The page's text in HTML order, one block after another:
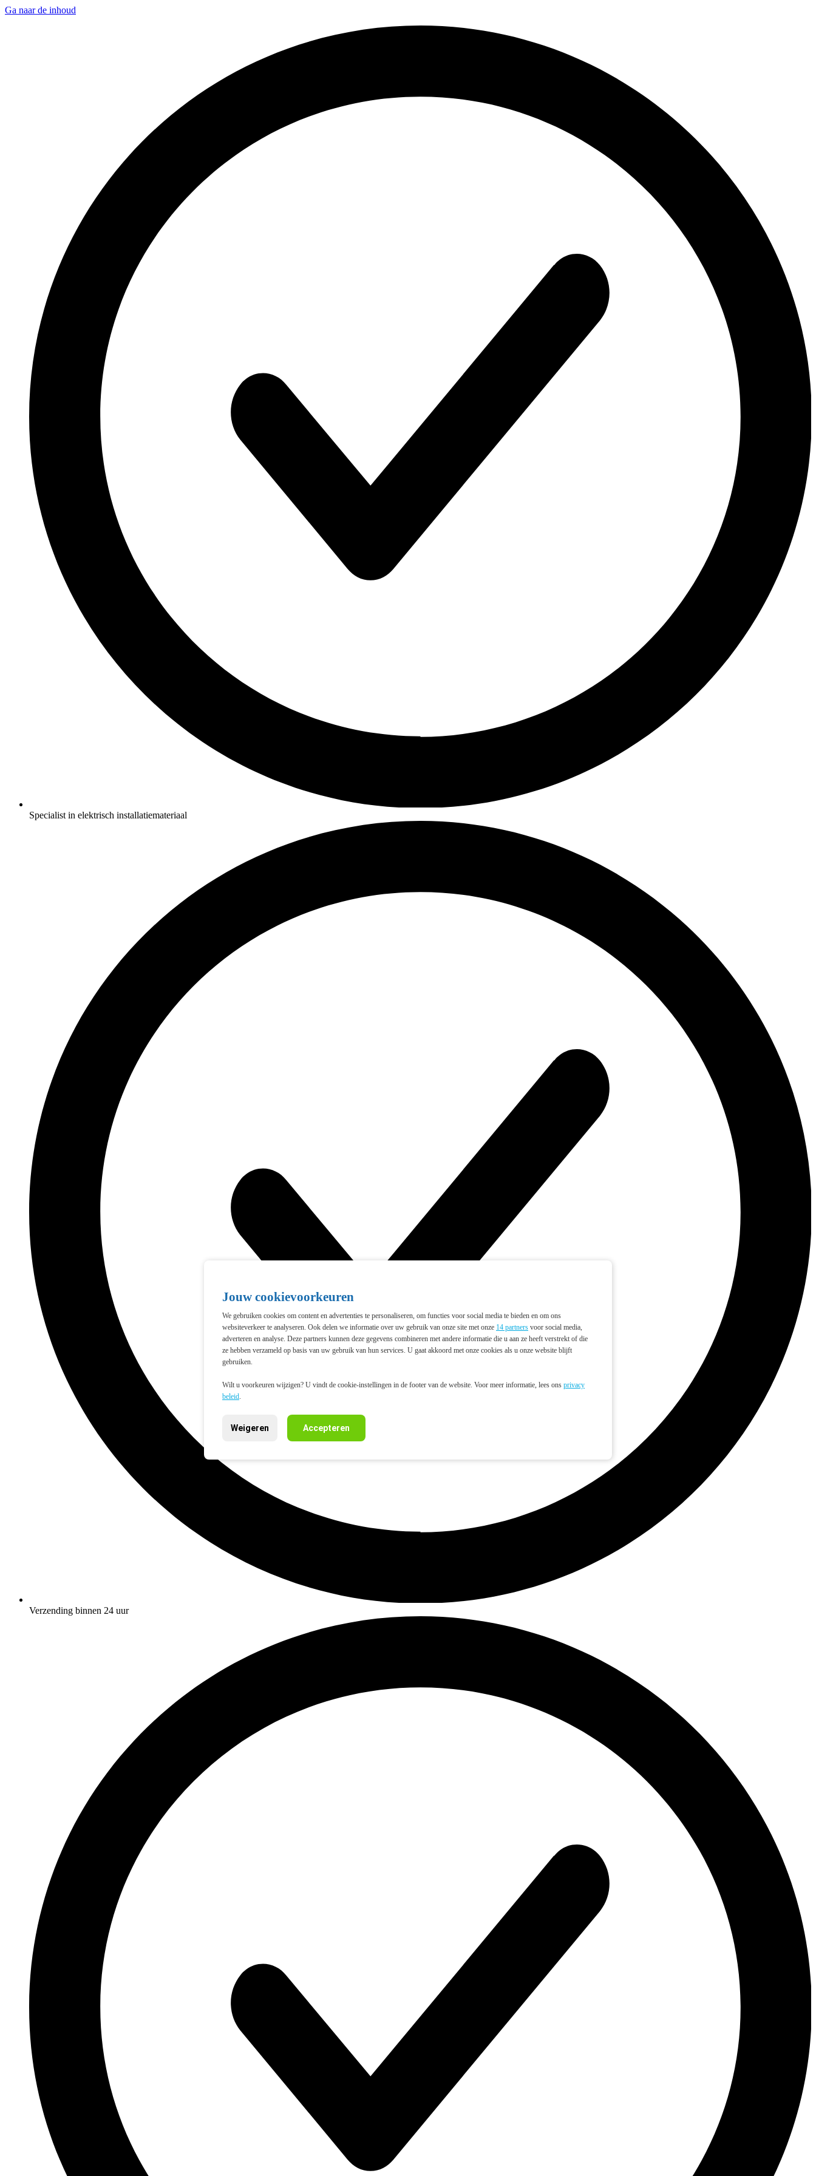
Jouw cookievoorkeuren
We gebruiken cookies om content en advertenties te personaliseren, om functies voor social media te bieden en om ons
websiteverkeer te analyseren. Ook delen we informatie over uw gebruik van onze site met onze 14 partners voor social media,
adverteren en analyse. Deze partners kunnen deze gegevens combineren met andere informatie die u aan ze heeft verstrekt of die
ze hebben verzameld op basis van uw gebruik van hun services. U gaat akkoord met onze cookies als u onze website blijft
gebruiken.
Wilt u voorkeuren wijzigen? U vindt de cookie-instellingen in de footer van de website. Voor meer informatie, lees ons privacy
beleid.
Weigeren Accepteren
Ga naar de inhoud
Specialist in elektrisch installatiemateriaal
Verzending binnen 24 uur